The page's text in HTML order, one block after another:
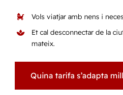
Vols viatjar amb nens i
Et cal desconnectar de la
mateix.
Quina tarifa s’adapta